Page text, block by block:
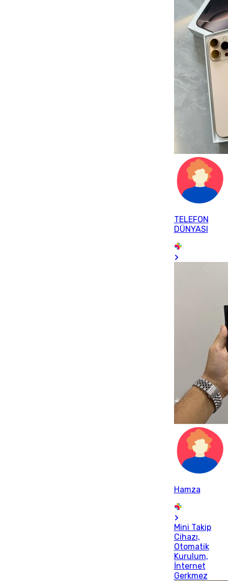
TELEFON
DÜNYASI
Hamza
Mini Takip
Cihazı,
Otomatik
Kurulum,
İnternet
Gerkmez